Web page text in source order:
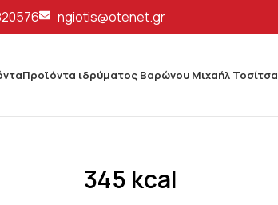
ngiotis@otenet.gr
Προϊόντα ιδρύματος Βαρώνου Μιχαήλ Τοσίτσα
345 kcal